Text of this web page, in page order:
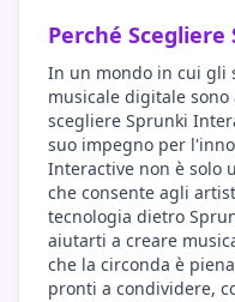
Perché
In un mondo in cui gli
musicale digitale
scegliere Sprunki
suo impegno per
Interactive non è solo
che consente agli
tecnologia dietro
aiutarti a creare
che la circonda è
pronti a condividere,